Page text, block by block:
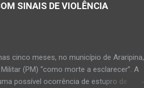
SINAIS DE VIOLÊNCIA
cinco meses, no município de Araripina,
(PM) “como morte a esclarecer”. A
possível ocorrência de estupro de